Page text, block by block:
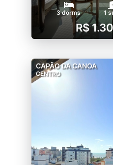
3 dorms 1
R$
CAPÃO DA CANOA
CENTRO